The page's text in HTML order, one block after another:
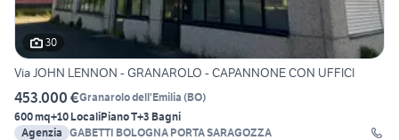
30
Via JOHN LENNON - GRANAROLO - CAPANNONE CON UFFICI
453.000 €Granarolo dell'Emilia (BO)
600 mq+10 LocaliPiano T+3 Bagni
Agenzia GABETTI BOLOGNA PORTA SARAGOZZA